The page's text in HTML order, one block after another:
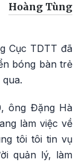
Hoàng Tùng
Cục TDTT đã
bóng bàn trẻ
ông Đặng Hà
làm việc về
tôi tôi tin vụ
quản lý, làm